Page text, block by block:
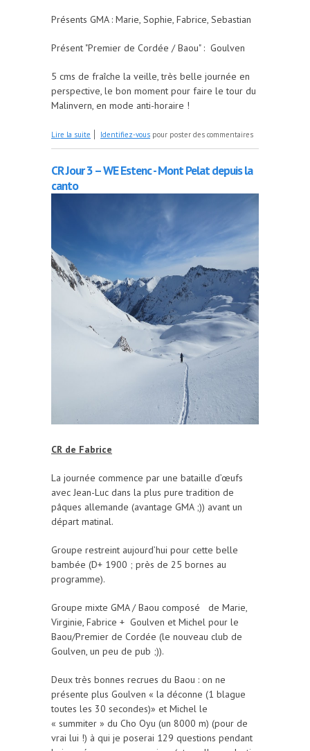
Présents GMA : Marie, Sophie, Fabrice, Sebastian
Présent "Premier de Cordée / Baou" : Goulven
5 cms de fraîche la veille, très belle journée en
perspective, le bon moment pour faire le tour du
Malinvern, en mode anti-horaire !
Lire la suite de Tour anti-horaire du Malinvern ... ou à la
Identifiez-vous pour poster des commentaires
CR Jour 3 – WE Estenc - Mont Pelat depuis la
canto
CR de Fabrice
La journée commence par une bataille d’œufs
avec Jean-Luc dans la plus pure tradition de
pâques allemande (avantage GMA ;)) avant un
départ matinal.
Groupe restreint aujourd’hui pour cette belle
bambée (D+ 1900 ; près de 25 bornes au
programme).
Groupe mixte GMA / Baou composé de Marie,
Virginie, Fabrice + Goulven et Michel pour le
Baou/Premier de Cordée (le nouveau club de
Goulven, un peu de pub ;)).
Deux très bonnes recrues du Baou : on ne
présente plus Goulven « la déconne (1 blague
toutes les 30 secondes)» et Michel le
« summiter » du Cho Oyu (un 8000 m) (pour de
vrai lui !) à qui je poserai 129 questions pendant